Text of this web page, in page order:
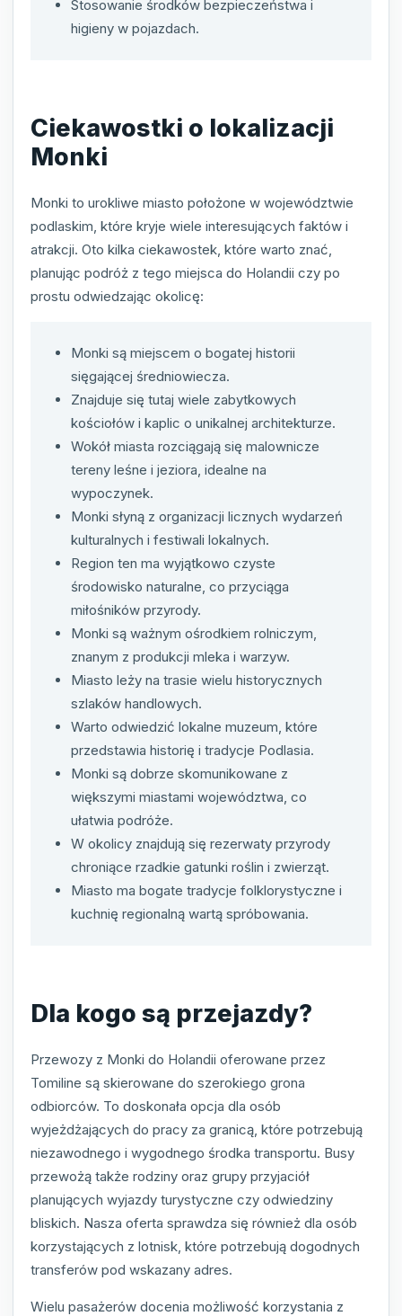
Stosowanie środków bezpieczeństwa i
higieny w pojazdach.
Ciekawostki o lokalizacji
Monki
Monki to urokliwe miasto położone w województwie
podlaskim, które kryje wiele interesujących faktów i
atrakcji. Oto kilka ciekawostek, które warto znać,
planując podróż z tego miejsca do Holandii czy po
prostu odwiedzając okolicę:
Monki są miejscem o bogatej historii
sięgającej średniowiecza.
Znajduje się tutaj wiele zabytkowych
kościołów i kaplic o unikalnej architekturze.
Wokół miasta rozciągają się malownicze
tereny leśne i jeziora, idealne na
wypoczynek.
Monki słyną z organizacji licznych wydarzeń
kulturalnych i festiwali lokalnych.
Region ten ma wyjątkowo czyste
środowisko naturalne, co przyciąga
miłośników przyrody.
Monki są ważnym ośrodkiem rolniczym,
znanym z produkcji mleka i warzyw.
Miasto leży na trasie wielu historycznych
szlaków handlowych.
Warto odwiedzić lokalne muzeum, które
przedstawia historię i tradycje Podlasia.
Monki są dobrze skomunikowane z
większymi miastami województwa, co
ułatwia podróże.
W okolicy znajdują się rezerwaty przyrody
chroniące rzadkie gatunki roślin i zwierząt.
Miasto ma bogate tradycje folklorystyczne i
kuchnię regionalną wartą spróbowania.
Dla kogo są przejazdy?
Przewozy z Monki do Holandii oferowane przez
Tomiline są skierowane do szerokiego grona
odbiorców. To doskonała opcja dla osób
wyjeżdżających do pracy za granicą, które potrzebują
niezawodnego i wygodnego środka transportu. Busy
przewożą także rodziny oraz grupy przyjaciół
planujących wyjazdy turystyczne czy odwiedziny
bliskich. Nasza oferta sprawdza się również dla osób
korzystających z lotnisk, które potrzebują dogodnych
transferów pod wskazany adres.
Wielu pasażerów docenia możliwość korzystania z